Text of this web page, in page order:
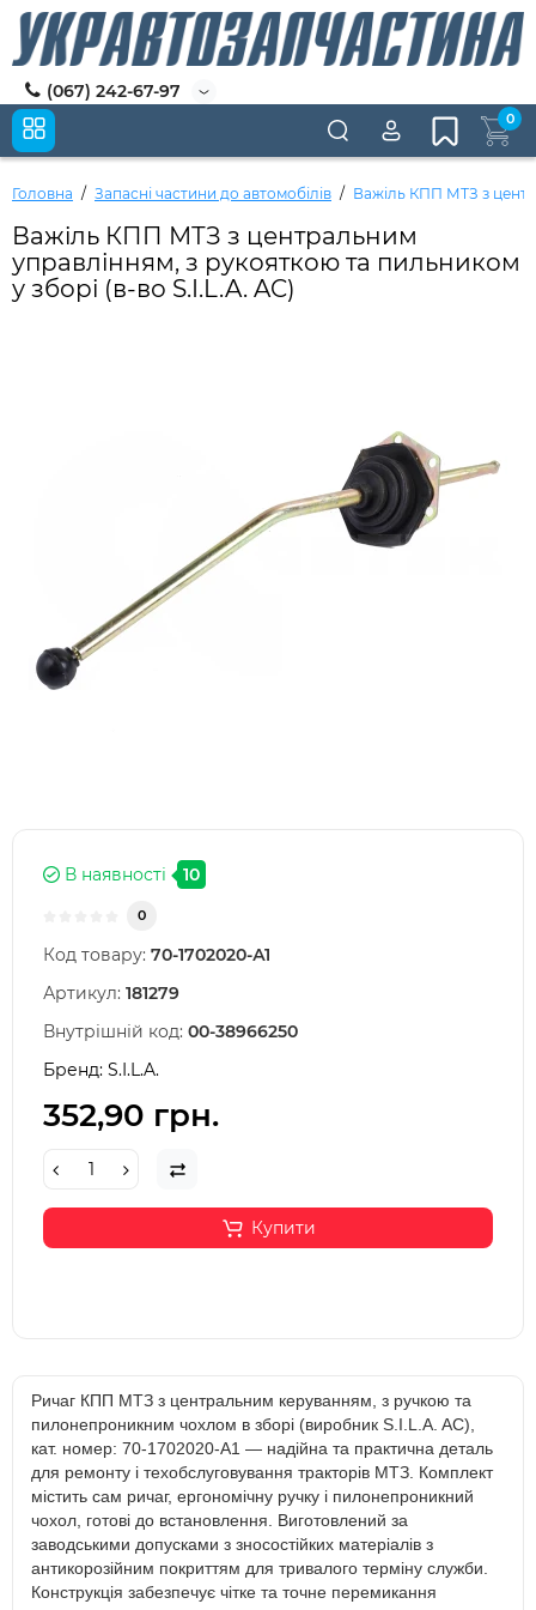
(067) 242-67-97
0
Головна Запасні частини до автомобілів Важіль КПП МТЗ з
Важіль КПП МТЗ з центральним
управлінням, з рукояткою та пильником
у зборі (в-во S.I.L.A. AC)
В наявності 10
0
Код товару: 70-1702020-А1
Артикул: 181279
Внутрішній код: 00-38966250
Бренд: S.I.L.A.
352,90 грн.
Купити
Ричаг КПП МТЗ з центральним керуванням, з ручкою та
пилонепроникним чохлом в зборі (виробник S.I.L.A. AC),
кат. номер: 70-1702020-А1 — надійна та практична деталь
для ремонту і техобслуговування тракторів МТЗ. Комплект
містить сам ричаг, ергономічну ручку і пилонепроникний
чохол, готові до встановлення. Виготовлений за
заводськими допусками з зносостійких матеріалів з
антикорозійним покриттям для тривалого терміну служби.
Конструкція забезпечує чітке та точне перемикання